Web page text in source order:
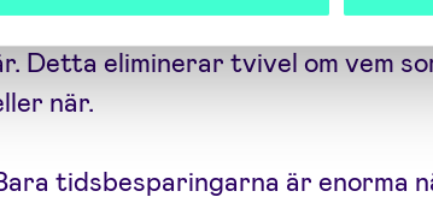
för att säkerställa att
Detta eliminerar tvivel om vem
när.
tidsbesparingarna är enorma